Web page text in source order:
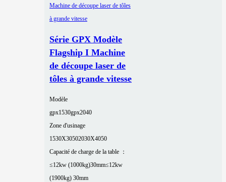
Série GPX Modèle
Flagship I Machine
de découpe laser de
tôles à grande vitesse
Modèle
gpx1530gpx2040
Zone d'usinage
1530X30502030X4050
Capacité de charge de la table ：
≤12kw (1000kg)30mm≤12kw
(1900kg) 30mm